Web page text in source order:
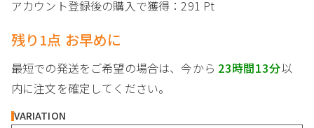
アカウント登録後の購入で獲得：291 Pt
残り1点 お早めに
最短での発送をご希望の場合は、今から 23時間13分以
内に注文を確定してください。
VARIATION